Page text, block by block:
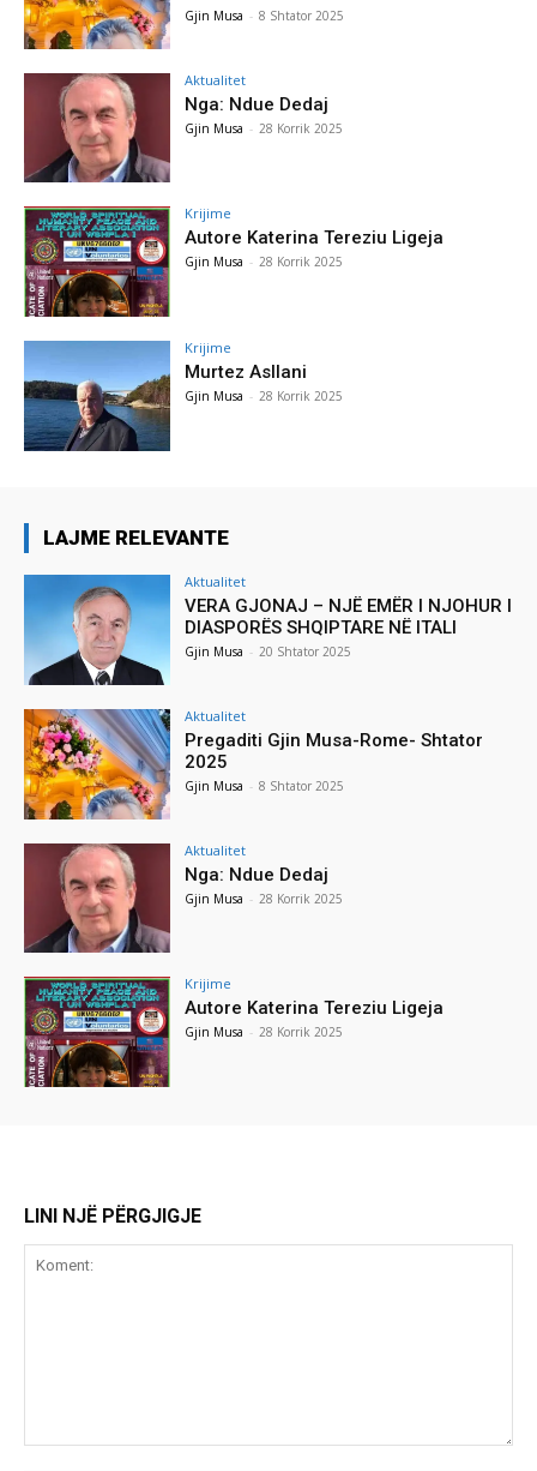
Gjin Musa - 8 Shtator 2025
Aktualitet
Nga: Ndue Dedaj
Gjin Musa - 28 Korrik 2025
Krijime
Autore Katerina Tereziu Ligeja
Gjin Musa - 28 Korrik 2025
Krijime
Murtez Asllani
Gjin Musa - 28 Korrik 2025
LAJME RELEVANTE
Aktualitet
VERA GJONAJ – NJË EMËR I NJOHUR I
DIASPORËS SHQIPTARE NË ITALI
Gjin Musa - 20 Shtator 2025
Aktualitet
Pregaditi Gjin Musa-Rome- Shtator
2025
Gjin Musa - 8 Shtator 2025
Aktualitet
Nga: Ndue Dedaj
Gjin Musa - 28 Korrik 2025
Krijime
Autore Katerina Tereziu Ligeja
Gjin Musa - 28 Korrik 2025
LINI NJË PËRGJIGJE